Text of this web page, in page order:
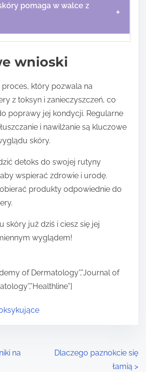
pomaga w walce z
+
wnioski
proces, który pozwala na
z toksyn i zanieczyszczeń, co
poprawy jej kondycji. Regularne
i nawilżanie są kluczowe
skóry.
detoks do swojej rutyny
wspierać zdrowie i urodę.
produkty odpowiednie do
skóry już dziś i ciesz się jej
wyglądem!
of Dermatology”,”Journal of
na
Dlaczego paznokcie się
łamią >